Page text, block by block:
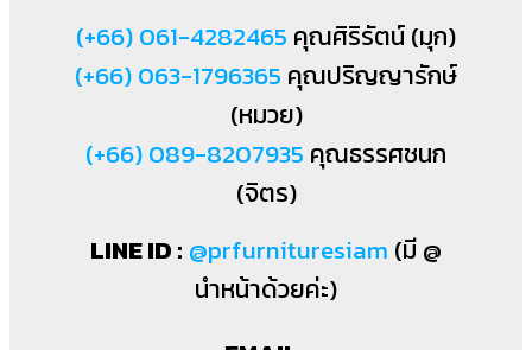
(+66) 061-4282465 คุณศิริรัตน์ (มุก)
(+66) 063-1796365 คุณปริญญารักษ์
(หมวย)
(+66) 089-8207935 คุณธรรศชนก
(จิตร)
LINE ID : @prfurnituresiam (มี @
นำหน้าด้วยค่ะ)